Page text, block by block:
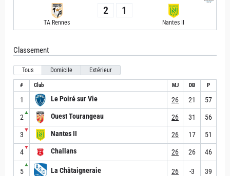
TA Rennes
2 1
Nantes II
Classement
Tous Domicile Extérieur
# Club MJ DB P
1 Le Poiré sur Vie 26 21 57
2
▲ Ouest Tourangeau 26 31 56
3
▼ Nantes II 26 17 51
4
▼ Challans 26 26 46
5
▲
La Châtaigneraie 26 -3 39